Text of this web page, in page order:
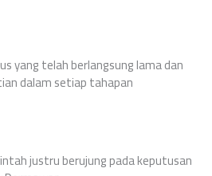
yang telah berlangsung lama dan
dalam setiap tahapan
justru berujung pada keputusan